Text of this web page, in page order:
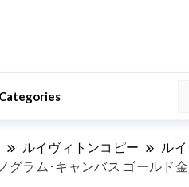
ルイヴィトンコピー ル
グラム･キャンバス ゴールド